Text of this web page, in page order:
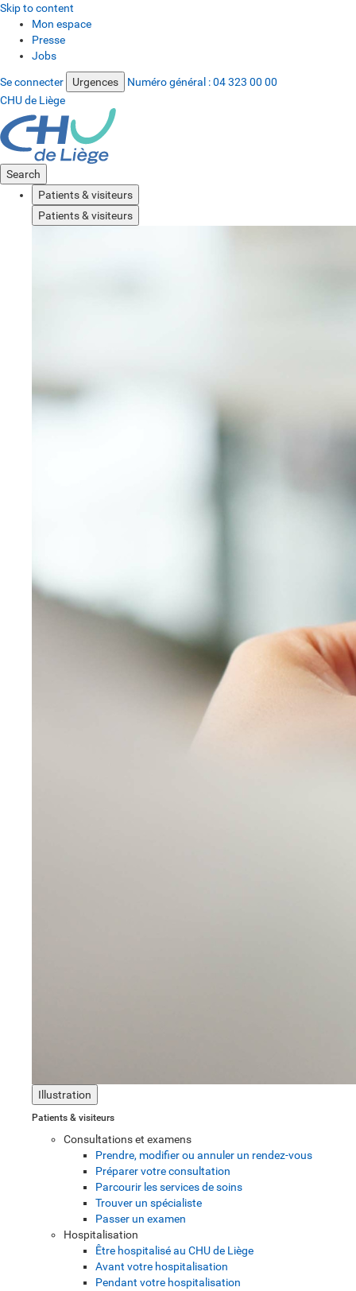
Skip to content
Mon espace
Presse
Jobs
Se connecter Urgences Numéro général :04 323 00 00
CHU de Liège
Search
Patients & visiteurs
Patients & visiteurs
Illustration
Patients & visiteurs
Consultations et examens
Prendre, modifier ou annuler un rendez-vous
Préparer votre consultation
Parcourir les services de soins
Trouver un spécialiste
Passer un examen
Hospitalisation
Être hospitalisé au CHU de Liège
Avant votre hospitalisation
Pendant votre hospitalisation